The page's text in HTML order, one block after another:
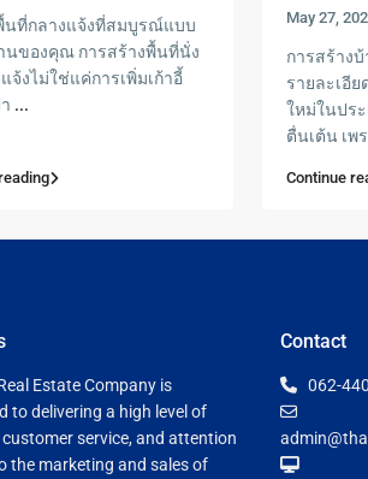
นที่กลางแจ้งที่สมบูรณ์แบบ
นของคุณ การสร้างพื้นที่นั่ง
จ้งไม่ใช่แค่การเพิ่มเก้าอี้
...
May 27,
การสร้าง
รายละเอี
ใหม่ในประ
ตื่นเต้น เพ
Continue
Estate Company is
to delivering a high level of
customer service, and attention
the marketing and sales of
Contact
062-